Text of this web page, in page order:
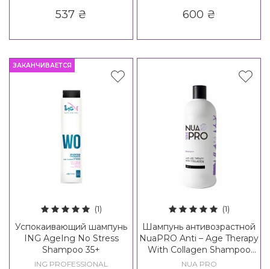
537 ₴ 600 ₴
ЗАКАНЧИВАЕТСЯ
(1)
Успокаивающий шампунь
ING AgeIng No Stress
Shampoo 35+
ING PROFESSIONAL
(1)
Шампунь антивозрастной
NuaPRO Anti – Age Therapy
With Collagen Shampoo
New Formula
NUA PRO